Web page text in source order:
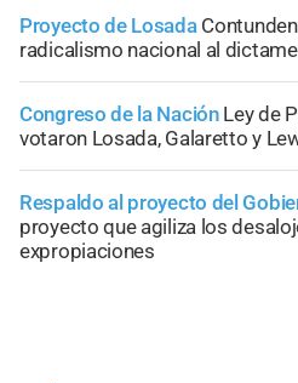
Proyecto de Losada
radicalismo nacional al
Congreso de la Nación Ley de
votaron Losada, Galaretto y
Respaldo al proyecto del
proyecto que agiliza los
expropiaciones